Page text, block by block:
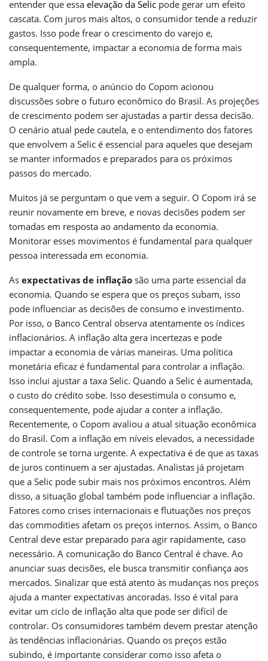
entender que essa elevação da Selic pode gerar um efeito
cascata. Com juros mais altos, o consumidor tende a reduzir
gastos. Isso pode frear o crescimento do varejo e,
consequentemente, impactar a economia de forma mais
ampla.
De qualquer forma, o anúncio do Copom acionou
discussões sobre o futuro econômico do Brasil. As projeções
de crescimento podem ser ajustadas a partir dessa decisão.
O cenário atual pede cautela, e o entendimento dos fatores
que envolvem a Selic é essencial para aqueles que desejam
se manter informados e preparados para os próximos
passos do mercado.
Muitos já se perguntam o que vem a seguir. O Copom irá se
reunir novamente em breve, e novas decisões podem ser
tomadas em resposta ao andamento da economia.
Monitorar esses movimentos é fundamental para qualquer
pessoa interessada em economia.
As expectativas de inflação são uma parte essencial da
economia. Quando se espera que os preços subam, isso
pode influenciar as decisões de consumo e investimento.
Por isso, o Banco Central observa atentamente os índices
inflacionários. A inflação alta gera incertezas e pode
impactar a economia de várias maneiras. Uma política
monetária eficaz é fundamental para controlar a inflação.
Isso inclui ajustar a taxa Selic. Quando a Selic é aumentada,
o custo do crédito sobe. Isso desestimula o consumo e,
consequentemente, pode ajudar a conter a inflação.
Recentemente, o Copom avaliou a atual situação econômica
do Brasil. Com a inflação em níveis elevados, a necessidade
de controle se torna urgente. A expectativa é de que as taxas
de juros continuem a ser ajustadas. Analistas já projetam
que a Selic pode subir mais nos próximos encontros. Além
disso, a situação global também pode influenciar a inflação.
Fatores como crises internacionais e flutuações nos preços
das commodities afetam os preços internos. Assim, o Banco
Central deve estar preparado para agir rapidamente, caso
necessário. A comunicação do Banco Central é chave. Ao
anunciar suas decisões, ele busca transmitir confiança aos
mercados. Sinalizar que está atento às mudanças nos preços
ajuda a manter expectativas ancoradas. Isso é vital para
evitar um ciclo de inflação alta que pode ser difícil de
controlar. Os consumidores também devem prestar atenção
às tendências inflacionárias. Quando os preços estão
subindo, é importante considerar como isso afeta o